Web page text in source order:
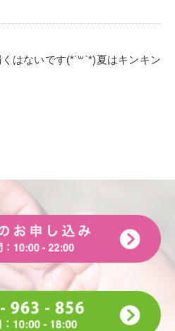
はないです(*´꒳`*)夏はキンキン
引きこもってひたすら寝たり漫
ですか
好きです！ジャンプの作品よく
を読みました♪
ーティスト）は何ですか
す♡